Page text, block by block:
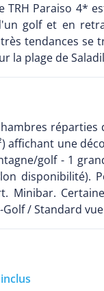
TRH Paraiso 4*
golf et en
tendances se
la plage de
affichant une
golf - 1
disponibilité).
Minibar.
/ Standard